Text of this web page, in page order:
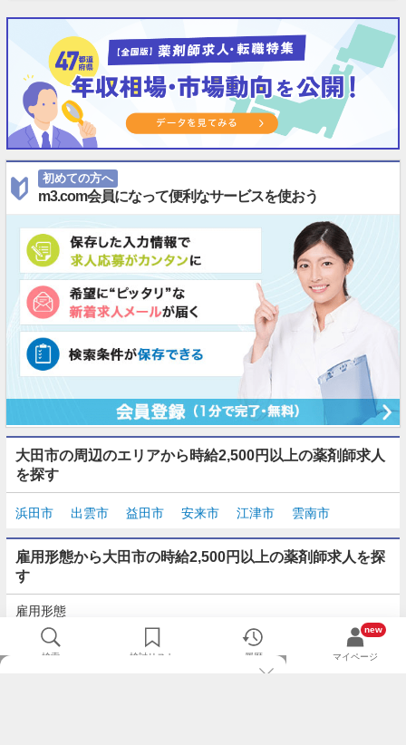
初めての方へ
m3.com会員になって便利なサービスを使おう
大田市の周辺のエリアから時給2,500円以上の薬剤師求人
を探す
浜田市 出雲市 益田市 安来市 江津市 雲南市
雇用形態から大田市の時給2,500円以上の薬剤師求人を探
す
雇用形態
正社員
派遣 パート・アルバイト
検索 検討リスト 履歴
new
マイページ